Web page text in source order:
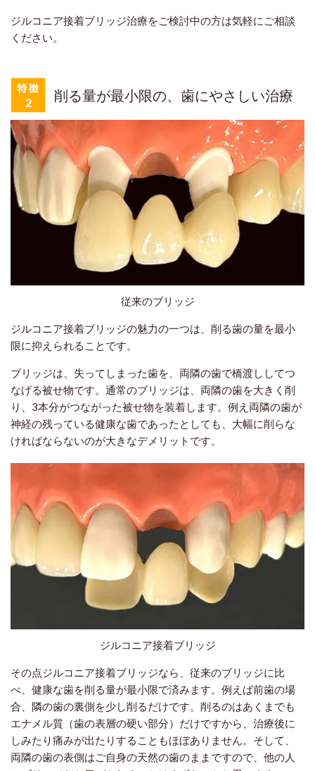
ジルコニア接着ブリッジ治療をご検討中の方は気軽にご相談
ください。
削る量が最小限の、歯にやさしい治療
従来のブリッジ
ジルコニア接着ブリッジの魅力の一つは、削る歯の量を最小
限に抑えられることです。
ブリッジは、失ってしまった歯を、両隣の歯で橋渡ししてつ
なげる被せ物です。通常のブリッジは、両隣の歯を大きく削
り、3本分がつながった被せ物を装着します。例え両隣の歯が
神経の残っている健康な歯であったとしても、大幅に削らな
ければならないのが大きなデメリットです。
ジルコニア接着ブリッジ
その点ジルコニア接着ブリッジなら、従来のブリッジに比
べ、健康な歯を削る量が最小限で済みます。例えば前歯の場
合、隣の歯の裏側を少し削るだけです。削るのはあくまでも
エナメル質（歯の表層の硬い部分）だけですから、治療後に
しみたり痛みが出たりすることもほぼありません。そして、
両隣の歯の表側はご自身の天然の歯のままですので、他の人